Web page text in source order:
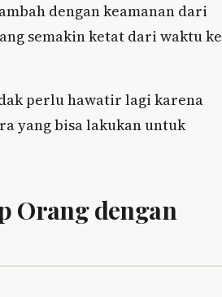
dengan keamanan dari
semakin ketat dari waktu ke
perlu hawatir lagi karena
yang bisa lakukan untuk
Orang dengan